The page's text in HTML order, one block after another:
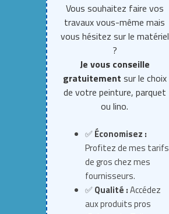
Vous souhaitez faire vos
travaux vous-même mais
vous hésitez sur le matériel
?
Je vous conseille
gratuitement sur le choix
de votre peinture, parquet
ou lino.
✅Économisez :
Profitez de mes tarifs
de gros chez mes
fournisseurs.
✅Qualité :Accédez
aux produits pros